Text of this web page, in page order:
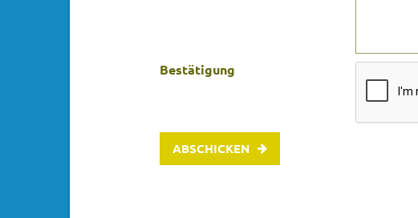
Bestätigung
ABSCHICKEN